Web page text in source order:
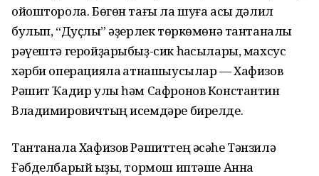
ойошторола. Бөгөн тағы ла шуға асыҡ дәлил
булып, “Дуҫлыҡ” әҙерлек төркөмөнә тантаналы
рәүештә геройҙарыбыҙ-сик һаҡсылары, махсус
хәрби операцияла ҡатнашыусылар — Хафизов
Рәшит Ҡадир улы һәм Сафронов Константин
Владимировичтың исемдәре бирелде.
Тантанала Хафизов Рәшиттең әсәһе Тәнзилә
Ғәбделбарый ҡыҙы, тормош иптәше Анна